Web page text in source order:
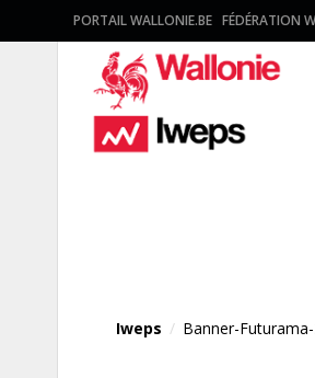
PORTAIL WALLONIE.BE FÉDÉRATION
Iweps / Banner-